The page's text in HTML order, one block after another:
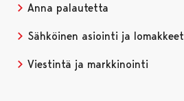
Anna palautetta
Sähköinen asiointi ja lomakkeet
Viestintä ja markkinointi